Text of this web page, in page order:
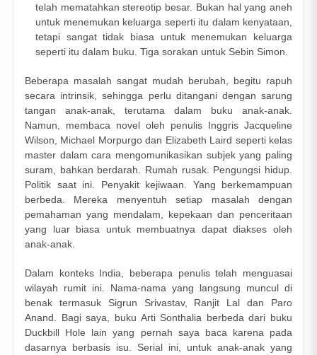
telah mematahkan stereotip besar. Bukan hal yang aneh
untuk menemukan keluarga seperti itu dalam kenyataan,
tetapi sangat tidak biasa untuk menemukan keluarga
seperti itu dalam buku. Tiga sorakan untuk Sebin Simon.
Beberapa masalah sangat mudah berubah, begitu rapuh
secara intrinsik, sehingga perlu ditangani dengan sarung
tangan anak-anak, terutama dalam buku anak-anak.
Namun, membaca novel oleh penulis Inggris Jacqueline
Wilson, Michael Morpurgo dan Elizabeth Laird seperti kelas
master dalam cara mengomunikasikan subjek yang paling
suram, bahkan berdarah. Rumah rusak. Pengungsi hidup.
Politik saat ini. Penyakit kejiwaan. Yang berkemampuan
berbeda. Mereka menyentuh setiap masalah dengan
pemahaman yang mendalam, kepekaan dan penceritaan
yang luar biasa untuk membuatnya dapat diakses oleh
anak-anak.
Dalam konteks India, beberapa penulis telah menguasai
wilayah rumit ini. Nama-nama yang langsung muncul di
benak termasuk Sigrun Srivastav, Ranjit Lal dan Paro
Anand. Bagi saya, buku Arti Sonthalia berbeda dari buku
Duckbill Hole lain yang pernah saya baca karena pada
dasarnya berbasis isu. Serial ini, untuk anak-anak yang